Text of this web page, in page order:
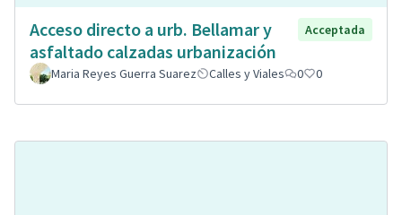
Acceso directo a urb. Bellamar y
asfaltado calzadas urbanización
Acceptada
Maria Reyes Guerra Suarez Calles y Viales 0 0